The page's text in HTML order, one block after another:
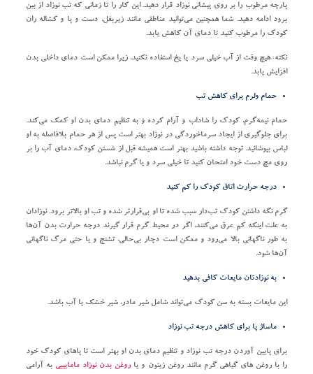
پارچه مرطوب را بر روی پیشانی نوزاد قرار دهید. این کار را تا زمانی که تب نوزاد از بین
برود ادامه دهید. شما همچنین می‌توانید مناطقی مانند زیربغل، دست و پا و کشاله ران
کودک را مرطوب کنید تا دمای آن کاهش یابد.
نکته: هیچ وقت از آب خیلی سرد یا یخ استفاده نکنید، زیرا ممکن است دمای داخلی بدن
افزایش یابد.
حمام ولرم برای کاهش تب
حمام نیمه‌گرم، کودک را شاداب و آرام کرده و به تنظیم دمای بدن او کمک می‌کند.
برای جلوگیری از ایجاد سرماخوردگی در نوزاد بهتر است پس از هر حمام بلافاصله به او
لباس بپوشانید. توجه داشته باشید بهتر است همیشه قبل از شستن کودک، دمای آب را بر
روی مچ دست خود امتحان کنید تا خیلی سرد و یا گرم نباشد.
درجه حرارت اتاق کودک را کم کنید
گرم نگه داشتن کودک تب‌دار سبب شده تا او بی‌قرار‌تر شده و تب او بالاتر برود. نوزادان
به علت اینکه کم عرق می‌کنند، اگر در محیط گرم قرار گیرند درجه حرارت بدن آن‌ها
به طور ناگهانی بالا می‌رود و ممکن است دچار بی‌حالی، تشنج و یا حتی مرگ ناگهانی
آن‌ها شود.
به نوزادتان مایعات کافی بدهید
این مایعات بسته به سن کودک می‌تواند شامل شیر مادر، شیر خشک یا آب باشد.
ماساژ پا برای کاهش درجه تب نوزاد
برای پایین آوردن درجه تب نوزاد و تنظیم دمای بدن او بهتر است تا پاهای کودک خود
را با روغن‌ های گیاهی گرم مانند روغن زیتون و یا روغن بدن نوزاد مامابیبی به آرامی